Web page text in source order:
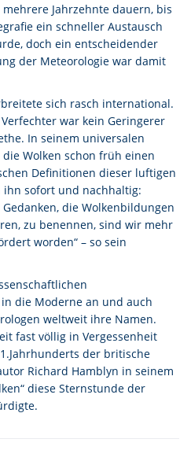
Jahrzehnte dauern, bis
ein schneller Austausch
doch ein entscheidender
der Meteorologie war damit
sich rasch international.
war kein Geringerer
In seinem universalen
Wolken schon früh einen
Definitionen dieser luftigen
ihn sofort und nachhaltig:
die Wolkenbildungen
zu benennen, sind wir mehr
worden“ – so sein
die Moderne an und auch
weltweit ihre Namen.
fast völlig in Vergessenheit
der britische
Richard Hamblyn in seinem
diese Sternstunde der